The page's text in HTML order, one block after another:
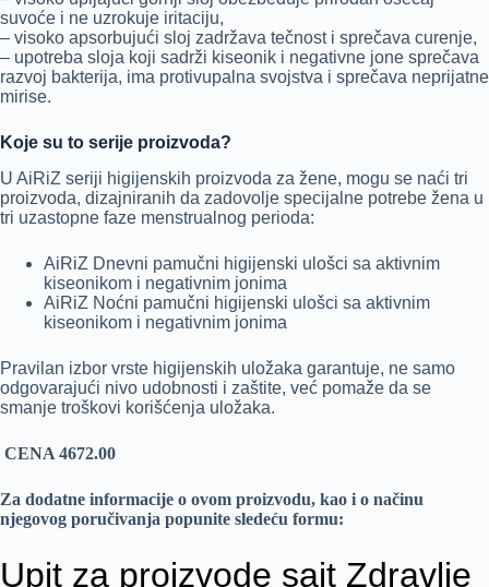
suvoće i ne uzrokuje iritaciju,
– visoko apsorbujući sloj zadržava tečnost i sprečava curenje,
– upotreba sloja koji sadrži kiseonik i negativne jone sprečava
razvoj bakterija, ima protivupalna svojstva i sprečava neprijatne
mirise.
Koje su to serije proizvoda?
U AiRiZ seriji higijenskih proizvoda za žene, mogu se naći tri
proizvoda, dizajniranih da zadovolje specijalne potrebe žena u
tri uzastopne faze menstrualnog perioda:
AiRiZ Dnevni pamučni higijenski ulošci sa aktivnim
kiseonikom i negativnim jonima
AiRiZ Noćni pamučni higijenski ulošci sa aktivnim
kiseonikom i negativnim jonima
Pravilan izbor vrste higijenskih uložaka garantuje, ne samo
odgovarajući nivo udobnosti i zaštite, već pomaže da se
smanje troškovi korišćenja uložaka.
CENA 4672.00
Za dodatne informacije o ovom proizvodu, kao i o načinu
njegovog poručivanja popunite sledeću formu: